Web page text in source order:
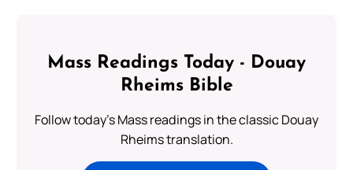
Mass Readings Today - Douay
Rheims Bible
Follow today's Mass readings in the classic Douay
Rheims translation.